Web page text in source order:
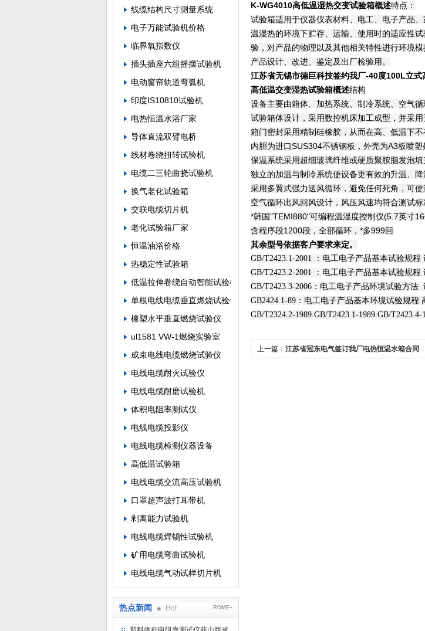
线缆结构尺寸测量系统
电子万能试验机价格
临界氧指数仪
插头插座六组摇摆试验机
电动窗帘轨道弯弧机
印度IS10810试验机
电热恒温水浴厂家
导体直流双臂电桥
线材卷绕扭转试验机
电缆二三轮曲挠试验机
换气老化试验箱
交联电缆切片机
老化试验箱厂家
恒温油浴价格
热稳定性试验箱
低温拉伸卷绕自动智能试验机
单根电线电缆垂直燃烧试验仪
橡塑水平垂直燃烧试验仪
ul1581 VW-1燃烧实验室
成束电线电缆燃烧试验仪
电线电缆耐火试验仪
电线电缆耐磨试验机
体积电阻率测试仪
电线电缆投影仪
电线电缆检测仪器设备
高低温试验箱
电线电缆交流高压试验机
口罩超声波打耳带机
剥离能力试验机
电线电缆焊锡性试验机
矿用电缆弯曲试验机
电线电缆气动试样切片机
热点新闻 Hot ROME+
K-WG4010高低温湿热交变试验箱概述特点：
试验箱适用于仪器仪表材料、电工、电子产品
温湿热的环境下贮存、运输、使用时的适应性
验，对产品的物理以及其他相关特性进行环境
产品设计、改进、鉴定及出厂检验用。
江苏省无锡市德巨科技签约我厂-40度100L立式
高低温交变湿热试验箱概述结构
设备主要由箱体、加热系统、制冷系统、空气循
试验箱体设计，采用数控机床加工成型，并采用
箱门密封采用精制硅橡胶，从而在高、低温下不
内胆为进口SUS304不锈钢板，外壳为A3板喷塑
保温系统采用超细玻璃纤维或硬质聚胺脂发泡填
独立的加温与制冷系统使设备更有效的升温、
采用多翼式强力送风循环，避免任何死角，可使
空气循环出风回风设计，风压风速均符合测试
*韩国"TEMI880"可编程温湿度控制仪(5.7英寸
含程序段1200段，全部循环，*多999回
其余型号依据客户要求来定。
GB/T2423.1-2001 ：电工电子产品基本试验规
GB/T2423.2-2001 ：电工电子产品基本试验规
GB/T2423.3-2006：电工电子产品环境试验方法
GB2424.1-89：电工电子产品基本环境试验规程
GB/T2324.2-1989.GB/T2423.1-1989.GB/
上一篇： 江苏省冠东电气签订我厂电热恒温水箱合同